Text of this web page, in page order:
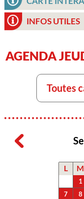
INFOS UTILES
AGENDA
Toutes
L M
1
7
8